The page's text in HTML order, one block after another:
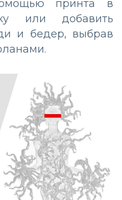
принта в
или добавить
и бедер, выбрав